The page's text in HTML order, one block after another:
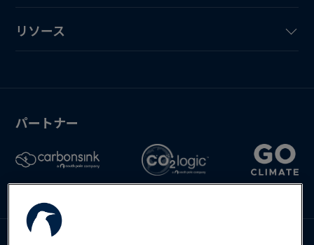
リソース
パートナー